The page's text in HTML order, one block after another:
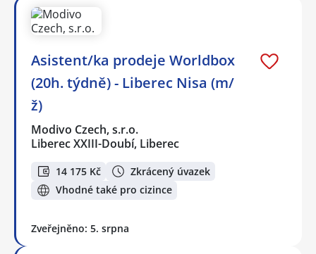
Asistent/ka prodeje Worldbox
(20h. týdně) - Liberec Nisa (m/
ž)
Modivo Czech, s.r.o.
Liberec XXIII-Doubí, Liberec
14 175 Kč
Zkrácený úvazek
Vhodné také pro cizince
Zveřejněno: 5. srpna